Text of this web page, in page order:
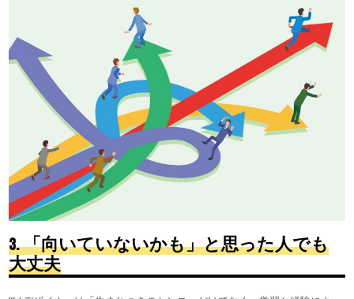
3.「向いていないかも」と思った人でも
大丈夫